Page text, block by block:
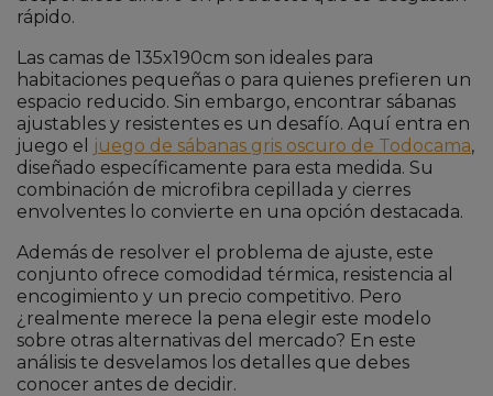
rápido.
Las camas de 135x190cm son ideales para
habitaciones pequeñas o para quienes prefieren un
espacio reducido. Sin embargo, encontrar sábanas
ajustables y resistentes es un desafío. Aquí entra en
juego el
juego de sábanas gris oscuro de Todocama,
diseñado específicamente para esta medida. Su
combinación de microfibra cepillada y cierres
envolventes lo convierte en una opción destacada.
Además de resolver el problema de ajuste, este
conjunto ofrece comodidad térmica, resistencia al
encogimiento y un precio competitivo. Pero
¿realmente merece la pena elegir este modelo
sobre otras alternativas del mercado? En este
análisis te desvelamos los detalles que debes
conocer antes de decidir.